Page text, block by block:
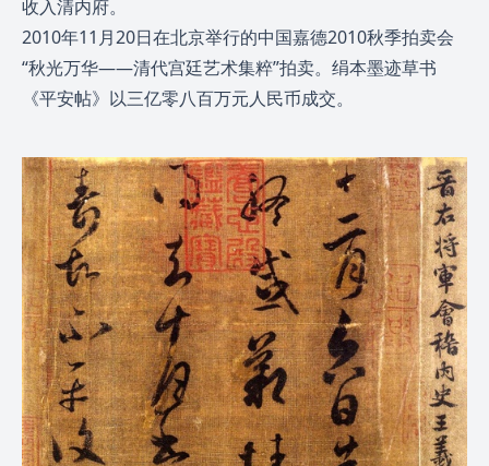
收入清内府。
2010年11月20日在北京举行的中国嘉德2010秋季拍卖会
“秋光万华――清代宫廷艺术集粹”拍卖。绢本墨迹草书
《平安帖》以三亿零八百万元人民币成交。